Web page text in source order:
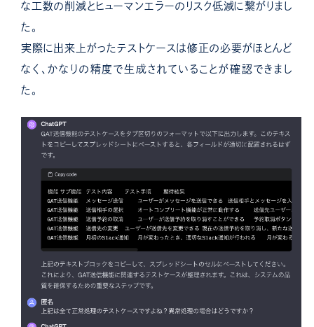
な工数の削減とヒューマンエラーのリスク低減に繋がりまし
た。
実際に出来上がったテストケースは修正の必要がほとんど
なく、かなりの精度で生成されていることが確認できまし
た。